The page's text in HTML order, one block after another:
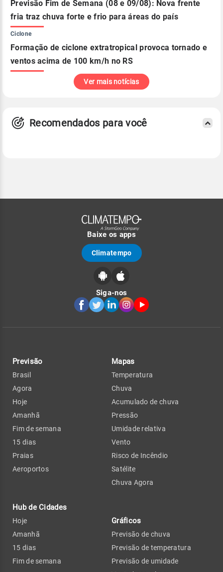
Previsão Fim de Semana (08 e 09/08): Nova frente
fria traz chuva forte e frio para áreas do país
Ciclone
Formação de ciclone extratropical provoca tornado e
ventos acima de 100 km/h no RS
Ver mais notícias
Recomendados para você
Baixe os apps
Climatempo
Siga-nos
Previsão
Brasil
Agora
Hoje
Amanhã
Fim de semana
15 dias
Praias
Aeroportos
Hub de Cidades
Hoje
Amanhã
15 dias
Fim de semana
Mapas
Temperatura
Chuva
Acumulado de chuva
Pressão
Umidade relativa
Vento
Risco de Incêndio
Satélite
Chuva Agora
Gráficos
Previsão de chuva
Previsão de temperatura
Previsão de umidade